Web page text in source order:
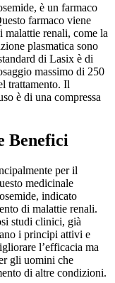
è un farmaco
farmaco viene
malattie renali, come la
plasmatica sono
di Lasix è di
massimo di 250
trattamento. Il
è di una compressa
Benefici
per il
medicinale
indicato
di malattie renali.
studi clinici, già
i principi attivi e
l’efficacia ma
gli uomini che
di altre condizioni.